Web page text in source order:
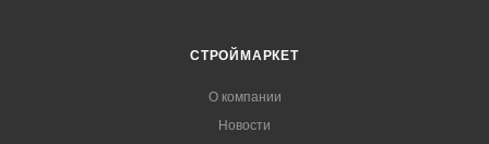
СТРОЙМАРКЕТ
О компании
Новости